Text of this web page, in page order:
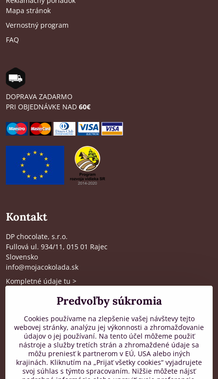
Mapa stránok
Vernostný program
FAQ
DOPRAVA ZADARMO
PRI OBJEDNÁVKE NAD 60€
Kontakt
DP chocolate, s.r.o.
Fullová ul. 934/11, 015 01 Rajec
Slovensko
info@mojacokolada.sk
Kompletné údaje tu >
Kde nás nájdete
Zákaznícka podpora
od 8:00 do 16:00, PO-PIA
+421 917 436 795
Predvoľby súkromia
Cookies používame na zlepšenie vašej návštevy tejto
webovej stránky, analýzu jej výkonnosti a zhromažďovanie
údajov o jej používaní. Na tento účel môžeme použiť
nástroje a služby tretích strán a zhromaždené údaje sa
môžu preniesť k partnerom v EÚ, USA alebo iných
krajinách. Kliknutím na „Prijať všetky cookies“ vyjadrujete
svoj súhlas s týmto spracovaním. Nižšie môžete nájsť